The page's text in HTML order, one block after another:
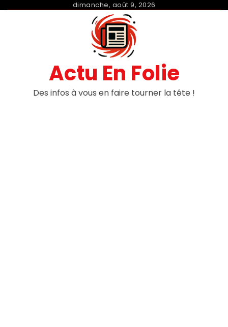
dimanche, août 9, 2026
Actu En Folie
Des infos à vous en faire tourner la tête !